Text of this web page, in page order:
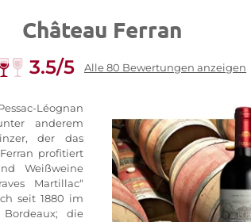
Château Ferran
3.5/5 Alle 80 Bewertungen anzeigen
Léognan
anderem
der das
profitiert
Weißweine
Martillac“
seit 1880 im
die